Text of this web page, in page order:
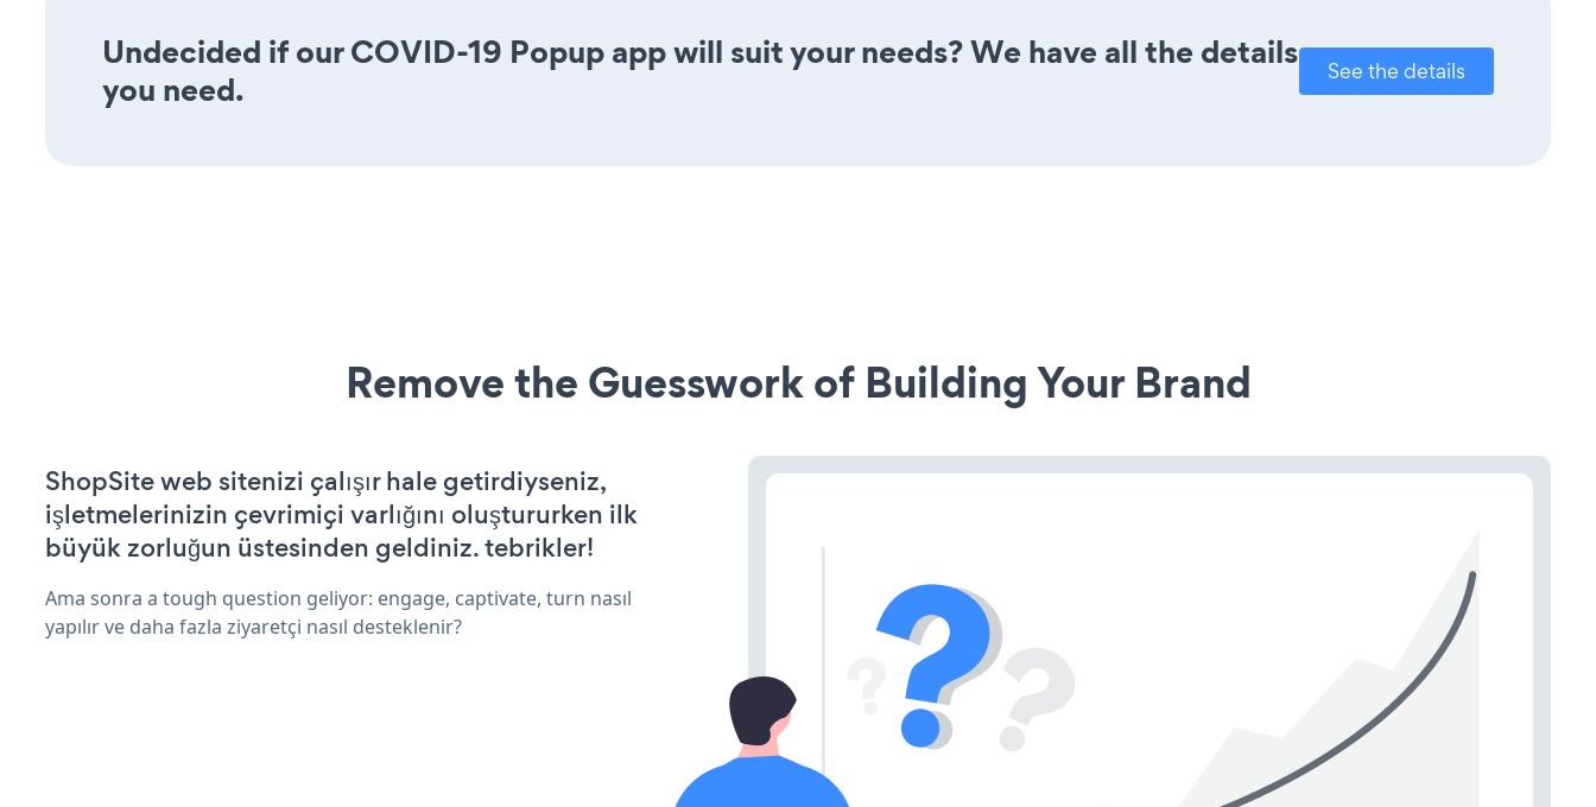
Undecided if our COVID-19 Popup app will suit your needs? We have all the details
you need.
See the details
Remove the Guesswork of Building Your Brand
ShopSite web sitenizi çalışır hale getirdiyseniz,
işletmelerinizin çevrimiçi varlığını oluştururken ilk
büyük zorluğun üstesinden geldiniz. tebrikler!
Ama sonra a tough question geliyor: engage, captivate, turn nasıl
yapılır ve daha fazla ziyaretçi nasıl desteklenir?